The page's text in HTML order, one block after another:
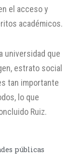
el acceso y
académicos.
universidad que
estrato social
tan importante
lo que
Ruiz.
públicas